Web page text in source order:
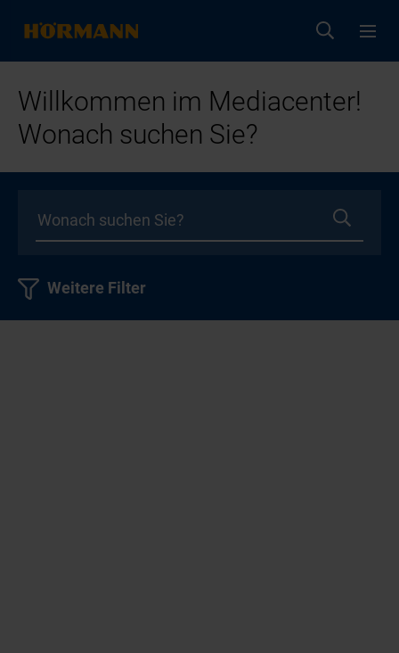
Willkommen im Mediacenter!
Wonach suchen Sie?
Weitere Filter